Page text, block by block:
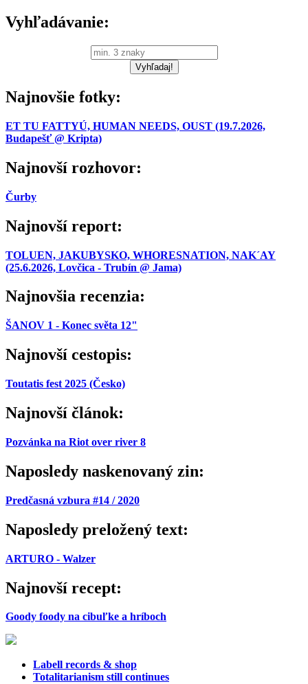
Vyhľadávanie:
Najnovšie fotky:
ET TU FATTYÚ, HUMAN NEEDS, OUST (19.7.2026,
Budapešť @ Kripta)
Najnovší rozhovor:
Čurby
Najnovší report:
TOLUEN, JAKUBYSKO, WHORESNATION, NAK´AY
(25.6.2026, Lovčica - Trubín @ Jama)
Najnovšia recenzia:
ŠANOV 1 - Konec světa 12"
Najnovší cestopis:
Toutatis fest 2025 (Česko)
Najnovší článok:
Pozvánka na Riot over river 8
Naposledy naskenovaný zin:
Predčasná vzbura #14 / 2020
Naposledy preložený text:
ARTURO - Walzer
Najnovší recept:
Goody foody na cibuľke a hríboch
Labell records & shop
Totalitarianism still continues